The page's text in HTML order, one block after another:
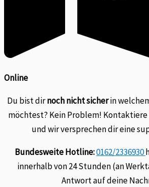
Online
Du bist dirnoch nicht sicherin
möchtest? Kein Problem! Kontaktiere
und wir versprechen dir eine
Bundesweite Hotline:0162/2336930
innerhalb von 24 Stunden (an
Antwort auf deine